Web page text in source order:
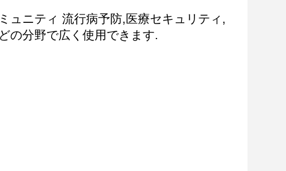
ュニティ 流行病予防,医療セキュリティ,
の分野で広く使用できます.